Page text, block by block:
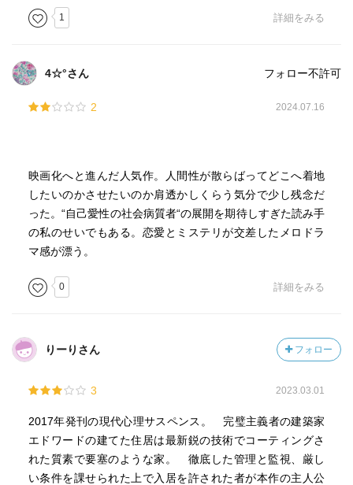
なんとも女性向きかなと。
半ば頃から様相が変わる。
それまで、ゆっくりめに読んでいた私だが、驚いて、いっ
一筋縄ではいかなかった。
思考を振り回されて、ドキドキハラハラ、
刺激の強いものを求める人には不向きかと思う。
日常から非日常へ静かに移行して、
いつの間にか息が浅くなっていたことに気づく、
ところで、これは言わずにはいられない。
玉露は甘味のほうがいい。
それほどまでにこだわって玉露がほしいというのなら、
ふさわしい茶器も持ってくるべきだ。
やれやれ。まったくもって抜けている。
1 詳細をみる
4☆°さん フォロー不許可
2 2024.07.16
映画化へと進んだ人気作。人間性が散らばってどこへ着地
したいのかさせたいのか肩透かしくらう気分で少し残念だ
った。“自己愛性の社会病質者“の展開を期待しすぎた読み手
の私のせいでもある。恋愛とミステリが交差したメロドラ
マ感が漂う。
0 詳細をみる
りーりさん フォロー
3 2023.03.01
2017年発刊の現代心理サスペンス。 完璧主義者の建築家
エドワードの建てた住居は最新鋭の技術でコーティングさ
れた質素で要塞のような家。 徹底した管理と監視、厳し
い条件を課せられた上で入居を許された者が本作の主人公